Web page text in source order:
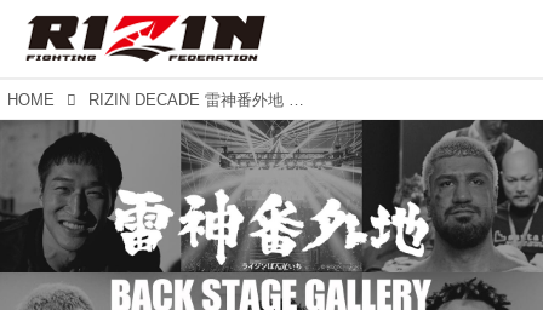
HOME RIZIN DECADE 雷神番外地 BACKSTAGE GALLERY